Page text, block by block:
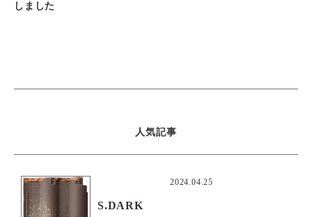
しました
人気記事
2024.04.25
S.DARK